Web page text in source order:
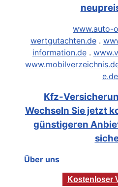
www.auto-
wertgutachten.de .
information.de.
e.de
Kfz-
Wechseln Sie jetzt
günstigeren
Über uns
Kostenloser